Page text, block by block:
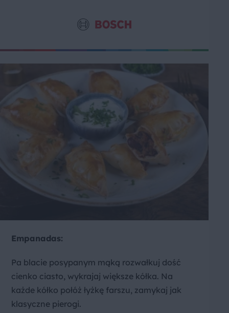
Empanadas:
Pa blacie posypanym mąką rozwałkuj dość
cienko ciasto, wykrajaj większe kółka. Na
każde kółko połóż łyżkę farszu, zamykaj jak
klasyczne pierogi.